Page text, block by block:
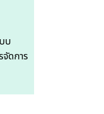
บ
ดการ